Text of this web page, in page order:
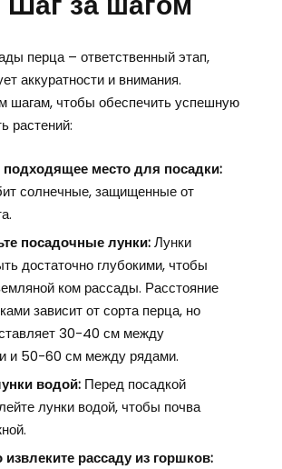
перца – ответственный этап,
аккуратности и внимания.
шагам, чтобы обеспечить успешную
растений:
место для посадки:
солнечные, защищенные от
посадочные лунки:Лунки
достаточно глубокими, чтобы
ком рассады. Расстояние
зависит от сорта перца, но
30-40 см между
и 50-60 см между рядами.
водой:Перед посадкой
лунки водой, чтобы почва
извлеките рассаду из горшков: